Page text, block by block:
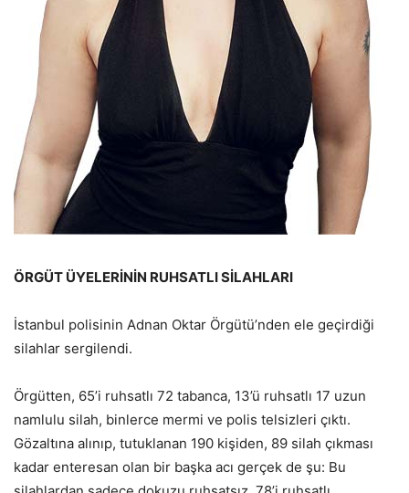
ÖRGÜT ÜYELERİNİN RUHSATLI SİLAHLARI
İstanbul polisinin Adnan Oktar Örgütü’nden ele geçirdiği
silahlar sergilendi.
Örgütten, 65’i ruhsatlı 72 tabanca, 13’ü ruhsatlı 17 uzun
namlulu silah, binlerce mermi ve polis telsizleri çıktı.
Gözaltına alınıp, tutuklanan 190 kişiden, 89 silah çıkması
kadar enteresan olan bir başka acı gerçek de şu: Bu